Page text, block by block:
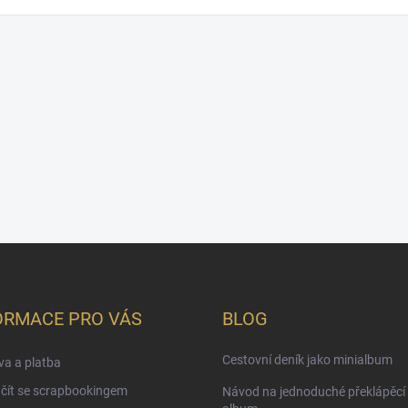
PRO VÁS
a platba
se scrapbookingem
BLOG
Cestovní deník jako minialbum
Návod na jednoduché překlápěcí